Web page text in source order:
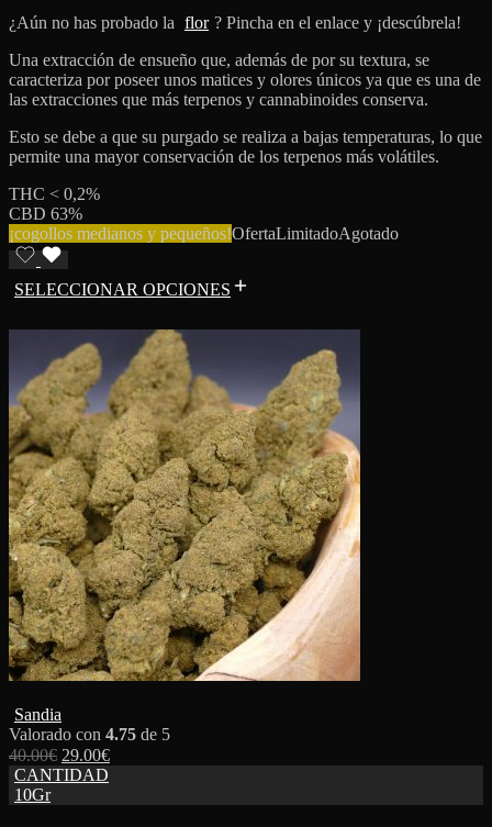
¿Aún no has probado la flor ? Pincha en el enlace y ¡descúbrela!
Una extracción de ensueño que, además de por su textura, se
caracteriza por poseer unos matices y olores únicos ya que es una de
las extracciones que más terpenos y cannabinoides conserva.
Esto se debe a que su purgado se realiza a bajas temperaturas, lo que
permite una mayor conservación de los terpenos más volátiles.
THC < 0,2%
CBD 63%
¡cogollos medianos y pequeños!OfertaLimitadoAgotado
SELECCIONAR OPCIONES
Sandia
Valorado con 4.75 de 5
40.00€ 29.00€
CANTIDAD
10Gr